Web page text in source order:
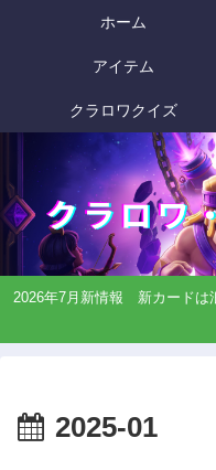
ホーム
アイテム
クラロワクイズ
2026年7月新情報 新カード
2025-01